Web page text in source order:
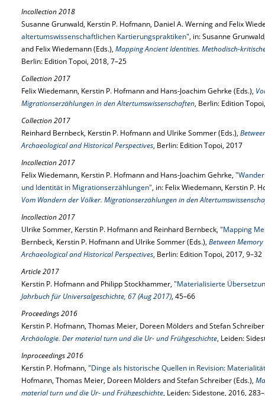
Incollection 2018
Susanne Grunwald, Kerstin P. Hofmann, Daniel A. Werning and Felix
altertumswissenschaftlichen Kartierungspraktiken", in: Susanne
and Felix Wiedemann (Eds.), Mapping Ancient Identities. Methodisch-
Berlin: Edition Topoi, 2018, 7–25
Collection 2017
Felix Wiedemann, Kerstin P. Hofmann and Hans-Joachim Gehrke (Eds.),
Migrationserzählungen in den Altertumswissenschaften, Berlin: Edition
Collection 2017
Reinhard Bernbeck, Kerstin P. Hofmann and Ulrike Sommer (Eds.),
Archaeological and Historical Perspectives, Berlin: Edition Topoi, 2017
Incollection 2017
Felix Wiedemann, Kerstin P. Hofmann and Hans-Joachim Gehrke,
und Identität in Migrationserzählungen", in: Felix Wiedemann, Kerstin P.
Vom Wandern der Völker. Migrationserzählungen in den
Incollection 2017
Ulrike Sommer, Kerstin P. Hofmann and Reinhard Bernbeck, "Mapping
Bernbeck, Kerstin P. Hofmann and Ulrike Sommer (Eds.), Between
Archaeological and Historical Perspectives, Berlin: Edition Topoi, 2017, 9–32
Article 2017
Kerstin P. Hofmann and Philipp Stockhammer, "Materialisierte
Jahrbuch für Universalgeschichte, 67 (Aug 2017), 45–66
Proceedings 2016
Kerstin P. Hofmann, Thomas Meier, Doreen Mölders and Stefan
Archäologie. Der material turn und die Ur- und Frühgeschichte, Leiden:
Inproceedings 2016
Kerstin P. Hofmann, "Dinge als historische Quellen in Revision:
Hofmann, Thomas Meier, Doreen Mölders and Stefan Schreiber (Eds.),
material turn und die Ur- und Frühgeschichte, Leiden: Sidestone, 2016,